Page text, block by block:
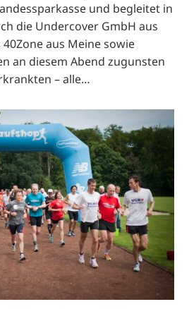
und begleitet in
die Undercover GmbH aus
aus Meine sowie
an diesem Abend zugunsten
– alle…